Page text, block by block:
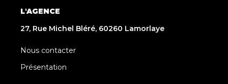
L'AGENCE
27, Rue Michel Bléré, 60260 Lamorlaye
Nous contacter
Présentation